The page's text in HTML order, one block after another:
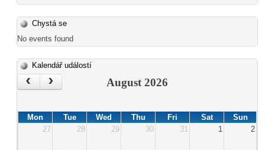
Chystá se
No events found
Kalendář událostí
‹ › August 2026
Mon Tue Wed Thu Fri Sat
Sun
27
28 29 30 31 1 2